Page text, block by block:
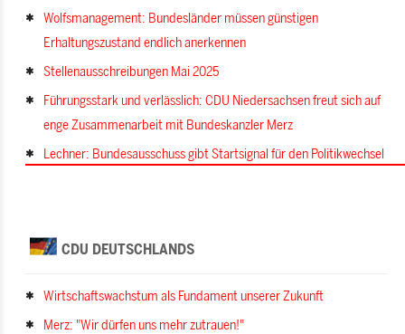
Wolfsmanagement: Bundesländer müssen günstigen
Erhaltungszustand endlich anerkennen
Stellenausschreibungen Mai 2025
Führungsstark und verlässlich: CDU Niedersachsen freut sich auf
enge Zusammenarbeit mit Bundeskanzler Merz
Lechner: Bundesausschuss gibt Startsignal für den Politikwechsel
CDU DEUTSCHLANDS
Wirtschaftswachstum als Fundament unserer Zukunft
Merz: "Wir dürfen uns mehr zutrauen!"